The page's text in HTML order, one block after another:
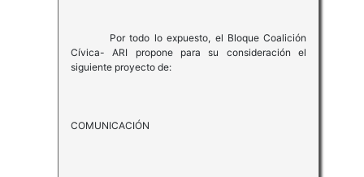
Por todo lo expuesto, el Bloque Coalición
Cívica- ARI propone para su consideración el
siguiente proyecto de:
COMUNICACIÓN